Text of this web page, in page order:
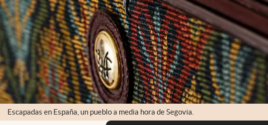
Escapadas en España, un pueblo a media hora de Segovia.